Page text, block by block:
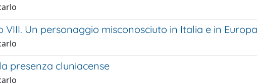
VIII. Un personaggio misconosciuto in Italia e in
presenza cluniacense